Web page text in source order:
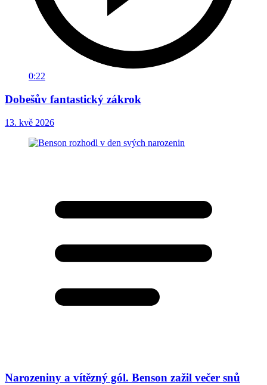
0:22
Dobešův fantastický zákrok
13. kvě 2026
Narozeniny a vítězný gól. Benson zažil večer snů